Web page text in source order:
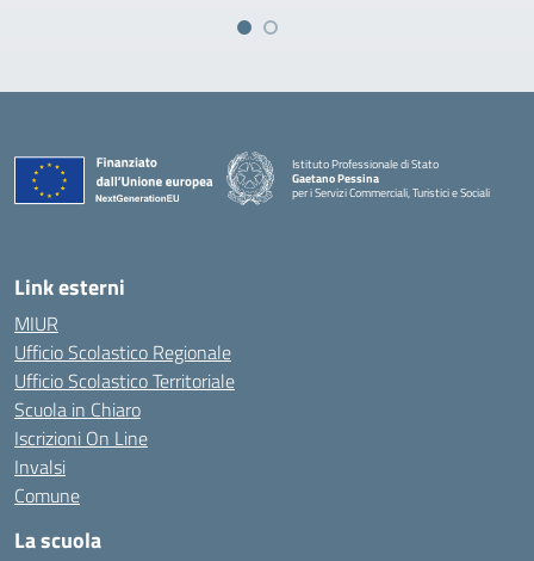
Istituto Professionale di Stato
Gaetano Pessina
per i Servizi Commerciali, Turistici e Sociali
— Visita la pagina iniziale della scuola
Link esterni
MIUR
Ufficio Scolastico Regionale
Ufficio Scolastico Territoriale
Scuola in Chiaro
Iscrizioni On Line
Invalsi
Comune
La scuola